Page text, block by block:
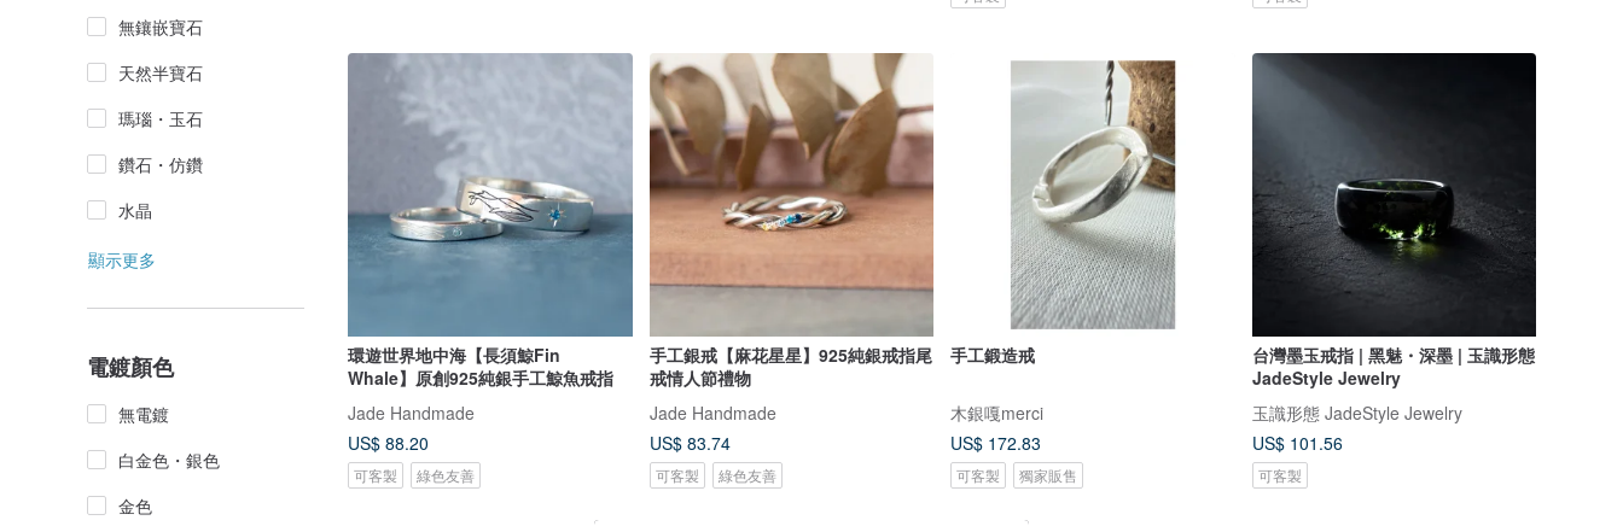
無鑲嵌寶石
天然半寶石
瑪瑙・玉石
鑽石・仿鑽
水晶
顯示更多
電鍍顏色
無電鍍
白金色・銀色
金色
環遊世界地中海【長須鯨Fin
Whale】原創925純銀手工鯨魚戒指
Jade Handmade
US$ 88.20
可客製 綠色友善
手工銀戒【麻花星星】925純銀戒指尾
戒情人節禮物
Jade Handmade
US$ 83.74
可客製 綠色友善
手工鍛造戒
木銀嘎merci
US$ 172.83
可客製 獨家販售
台灣墨玉戒指 | 黑魅・深墨 | 玉識形態
JadeStyle Jewelry
玉識形態 JadeStyle Jewelry
US$ 101.56
可客製